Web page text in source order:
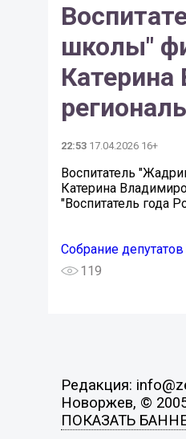
школы"
22:53 17.04.2026 16+
Воспитатель
Катерина
"Воспитатель года
Собрание
119
Редакция:
Новоржев, ©
ПОКАЗАТЬ